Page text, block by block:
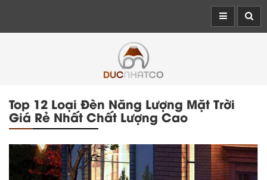
Top 12 Loại Đèn Năng Lượng Mặt Trời
Giá Rẻ Nhất Chất Lượng Cao